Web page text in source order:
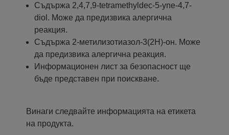
Съдържа 2,4,7,9-tetramethyldec-5-yne-4,7-
diol. Може да предизвика алергична
реакция.
Съдържа 2-метилизотиазол-3(2H)-он. Може
да предизвика алергична реакция.
Информационен лист за безопасност ще
бъде представен при поискване.
Винаги следвайте информацията на етикета
на продукта.